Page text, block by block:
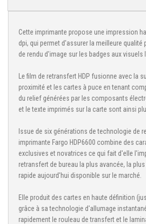
Cette imprimante propose une impression
dpi, qui permet d'assurer la meilleure qualité
de rendu d'image sur les badges aux visuels
Le film de retransfert HDP fusionne avec la
proximité et les cartes à puce en tenant
du relief générées par les composants
et le texte imprimés sur la carte sont ainsi
Issue de six générations de technologie de
imprimante Fargo HDP6600 combine des
exclusives et novatrices ce qui fait d'elle
retransfert de bureau la plus avancée, la
rapide aujourd'hui disponible sur le marché.
Elle produit des cartes en haute définition
grâce à sa technologie d'allumage
rapidement le rouleau de transfert et le